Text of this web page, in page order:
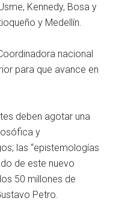
Kennedy, Bosa y
y Medellín.
nacional
para que avance en
deben agotar una
y
las “epistemologías
de este nuevo
50 millones de
Petro.